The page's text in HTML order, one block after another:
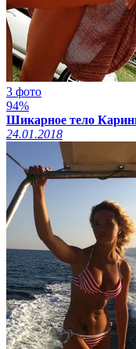
3 фото
94%
Шикарное тело
24.01.2018